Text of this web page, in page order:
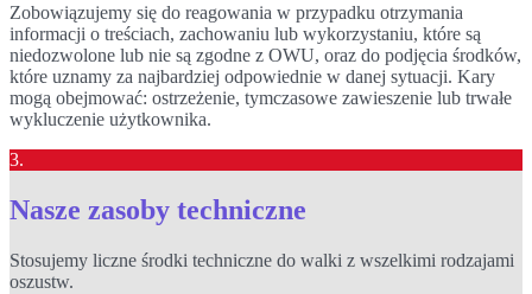
Zobowiązujemy się do reagowania w przypadku otrzymania
informacji o treściach, zachowaniu lub wykorzystaniu, które są
niedozwolone lub nie są zgodne z OWU, oraz do podjęcia środków,
które uznamy za najbardziej odpowiednie w danej sytuacji. Kary
mogą obejmować: ostrzeżenie, tymczasowe zawieszenie lub trwałe
wykluczenie użytkownika.
3.
Nasze zasoby techniczne
Stosujemy liczne środki techniczne do walki z wszelkimi rodzajami
oszustw.